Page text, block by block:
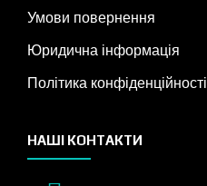
Умови повернення
Юридична інформація
Політика конфіденційності
НАШІ КОНТАКТИ